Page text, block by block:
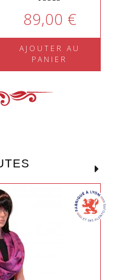
89,00 €
AJOUTER AU
PANIER